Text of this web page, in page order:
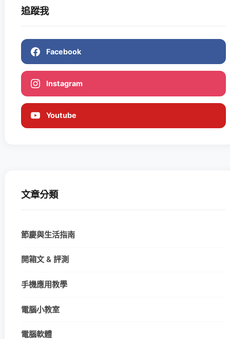
追蹤我
Facebook
Instagram
Youtube
文章分類
節慶與生活指南
開箱文 & 評測
手機應用教學
電腦小教室
電腦軟體